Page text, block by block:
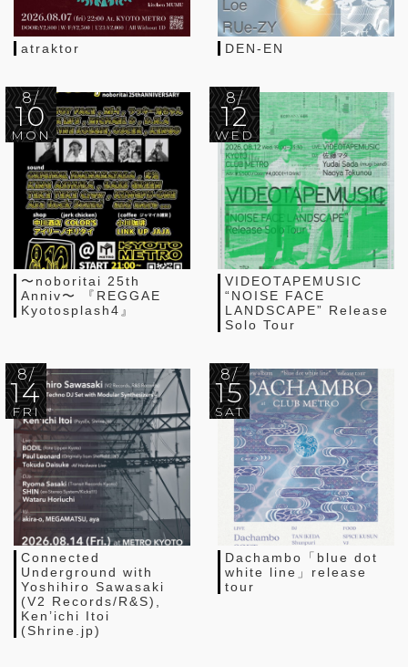
atraktor DEN-EN
8/
10
MON
〜noboritai 25th
Anniv〜 『REGGAE
Kyotosplash4』
8/
12
WED
VIDEOTAPEMUSIC
“NOISE FACE
LANDSCAPE” Release
Solo Tour
8/
14
FRI
Connected
Underground with
Yoshihiro Sawasaki
(V2 Records/R&S),
Ken’ichi Itoi
(Shrine.jp)
8/
15
SAT
Dachambo「blue dot
white line」release
tour